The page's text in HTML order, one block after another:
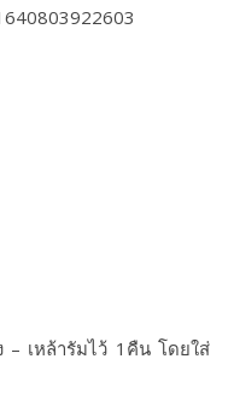
– เหล้ารัมไว้ 1คืน โดยใส่